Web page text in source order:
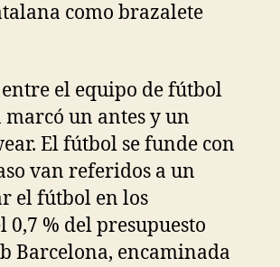
como brazalete
el equipo de fútbol
un antes y un
El fútbol se funde con
van referidos a un
el fútbol en los
% del presupuesto
Barcelona, encaminada